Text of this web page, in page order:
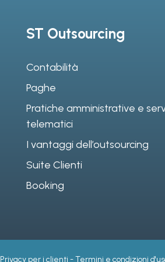
ST Outsourcing
Contabilità
Paghe
Pratiche amministrative e
telematici
I vantaggi dell’outsourcing
Suite Clienti
Booking
Privacy per i clienti -Termini e condizioni